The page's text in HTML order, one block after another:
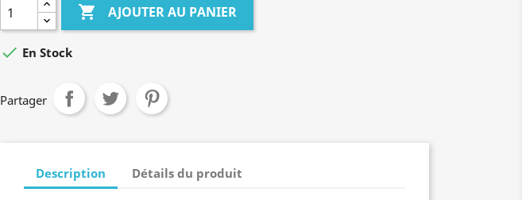
 AJOUTER AU PANIER
 En Stock
Partager
Description Détails du produit